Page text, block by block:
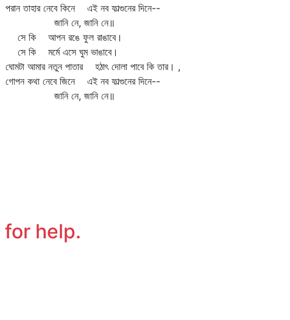
পরান তাহার নেবে কিনে এই নব ফাল্গুনের দিনে--
জানি নে, জানি নে॥
সে কি আপন রঙে ফুল রাঙাবে।
সে কি মর্মে এসে ঘুম ভাঙাবে।
ঘোমটা আমার নতুন পাতার হঠাৎ দোলা পাবে কি তার। ,
গোপন কথা নেবে জিনে এই নব ফাল্গুনের দিনে--
জানি নে, জানি নে॥
for help.